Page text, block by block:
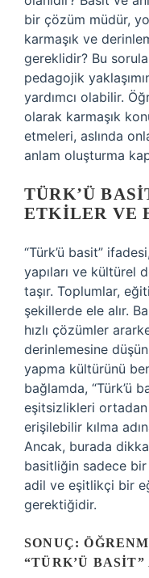
bir çözüm müdür,
karmaşık ve
gereklidir? Bu
pedagojik
yardımcı olabilir.
olarak karmaşık
etmeleri, aslında
anlam oluşturma
TÜRK’Ü
ETKILER VE
“Türk’ü basit”
yapıları ve kültürel
taşır. Toplumlar,
şekillerde ele alır.
hızlı çözümler
derinlemesine
yapma kültürünü
bağlamda, “Türk’ü
eşitsizlikleri ortadan
erişilebilir kılma
Ancak, burada
basitliğin sadece
adil ve eşitlikçi bir
gerektiğidir.
SONUÇ:
“TÜRK’Ü